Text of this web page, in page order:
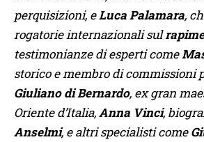
perquisizioni, eLuca Palamara,
rogatorie internazionali sul
testimonianze di esperti come
storico e membro di commissioni
Giuliano di Bernardo, ex gran
Oriente d’Italia,Anna Vinci,
Anselmi, e altri specialisti come